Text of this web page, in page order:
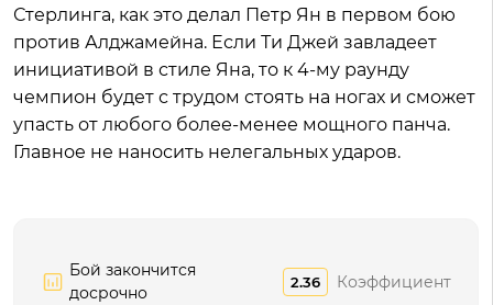
Стерлинга, как это делал Петр Ян в первом бою
против Алджамейна. Если Ти Джей завладеет
инициативой в стиле Яна, то к 4-му раунду
чемпион будет с трудом стоять на ногах и сможет
упасть от любого более-менее мощного панча.
Главное не наносить нелегальных ударов.
Бой закончится
досрочно
2.36 Коэффициент